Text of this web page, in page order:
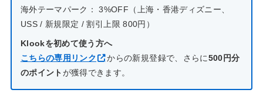
海外テーマパーク： 3%OFF（上海・香港ディズニー、
USS / 新規限定 / 割引上限 800円）
Klookを初めて使う方へ
こちらの専用リンク
からの新規登録で、さらに500円分
のポイントが獲得できます。